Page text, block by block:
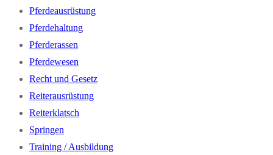
Pferdeausrüstung
Pferdehaltung
Pferderassen
Pferdewesen
Recht und Gesetz
Reiterausrüstung
Reiterklatsch
Springen
Training / Ausbildung